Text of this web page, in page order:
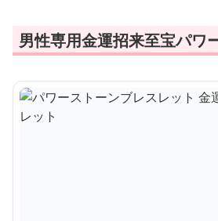
男性専用金運招来至宝パワ